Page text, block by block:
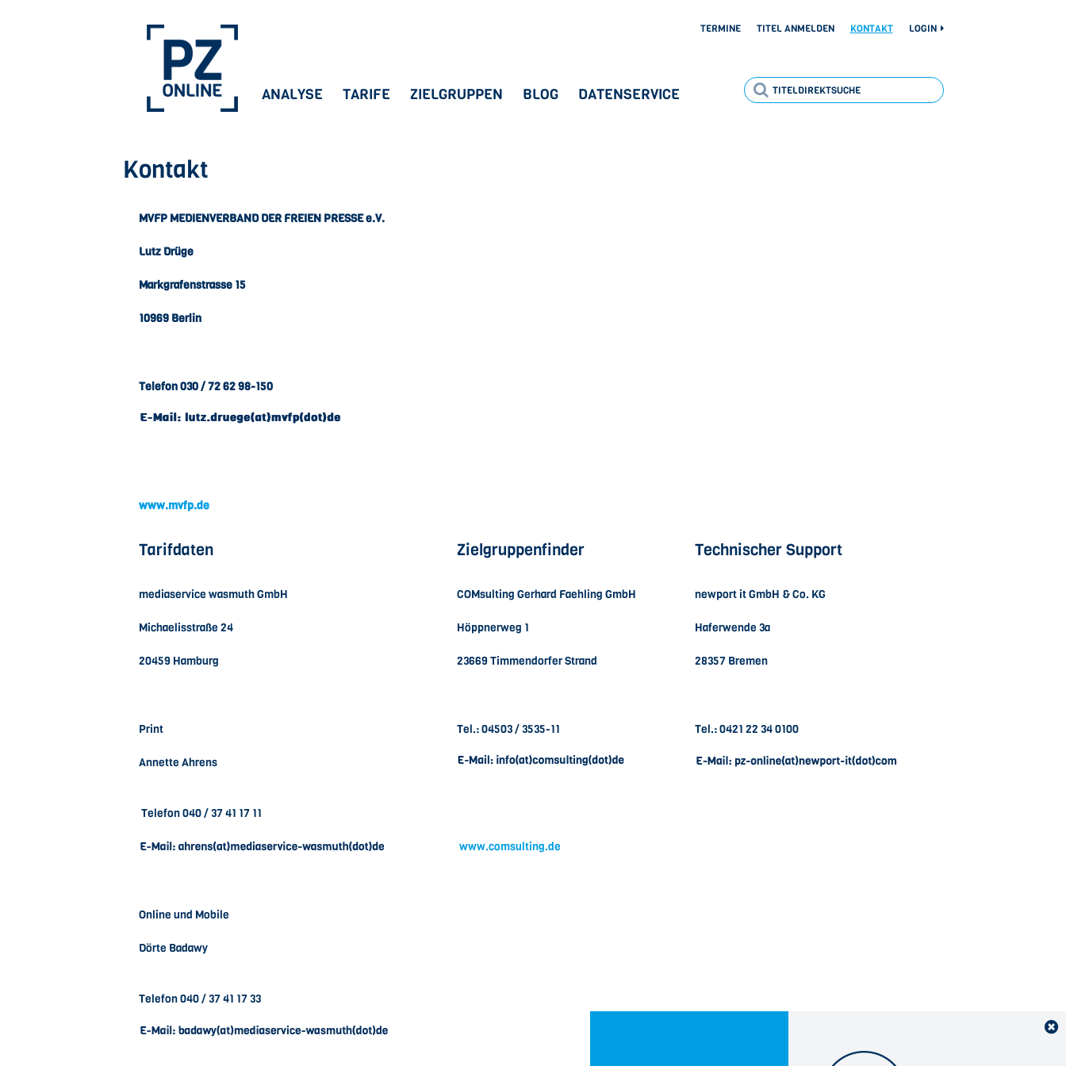
TERMINE TITEL ANMELDEN KONTAKT LOGIN
ANALYSE TARIFE ZIELGRUPPEN BLOG DATENSERVICE
Kontakt
MVFP MEDIENVERBAND DER FREIEN PRESSE e.V.
Lutz Drüge
Markgrafenstrasse 15
10969 Berlin
Telefon 030 / 72 62 98-150
www.mvfp.de
Tarifdaten Zielgruppenfinder Technischer Support
mediaservice wasmuth GmbH COMsulting Gerhard Faehling GmbH newport it GmbH & Co. KG
Michaelisstraße 24 Höppnerweg 1 Haferwende 3a
20459 Hamburg 23669 Timmendorfer Strand 28357 Bremen
Print Tel.: 04503 / 3535-11 Tel.: 0421 22 34 0100
Annette Ahrens
Telefon 040 / 37 41 17 11
www.comsulting.de
Online und Mobile
Dörte Badawy
Telefon 040 / 37 41 17 33